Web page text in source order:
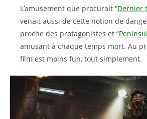
L’amusement que procurait “Dernier
venait aussi de cette notion de
proche des protagonistes et “
amusant à chaque temps mort. Au
film est moins fun, tout simplement.